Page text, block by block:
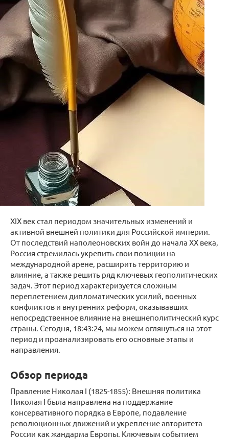
XIX век стал периодом значительных изменений и
активной внешней политики для Российской империи.
От последствий наполеоновских войн до начала XX века,
Россия стремилась укрепить свои позиции на
международной арене, расширить территорию и
влияние, а также решить ряд ключевых геополитических
задач. Этот период характеризуется сложным
переплетением дипломатических усилий, военных
конфликтов и внутренних реформ, оказывавших
непосредственное влияние на внешнеполитический курс
страны. Сегодня, 18:43:24, мы можем оглянуться на этот
период и проанализировать его основные этапы и
направления.
Обзор периода
Правление Николая I (1825-1855): Внешняя политика
Николая I была направлена на поддержание
консервативного порядка в Европе, подавление
революционных движений и укрепление авторитета
России как жандарма Европы. Ключевым событием